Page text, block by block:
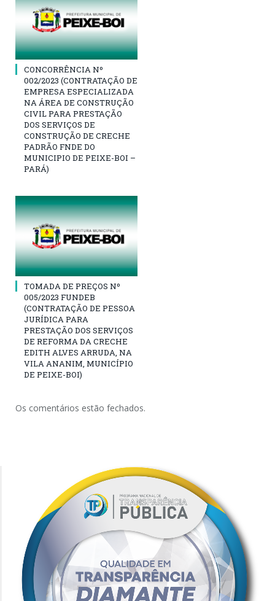
CONCORRÊNCIA Nº
002/2023 (CONTRATAÇÃO DE
EMPRESA ESPECIALIZADA
NA ÁREA DE CONSTRUÇÃO
CIVIL PARA PRESTAÇÃO
DOS SERVIÇOS DE
CONSTRUÇÃO DE CRECHE
PADRÃO FNDE DO
MUNICIPIO DE PEIXE-BOI –
PARÁ)
TOMADA DE PREÇOS Nº
005/2023 FUNDEB
(CONTRATAÇÃO DE PESSOA
JURÍDICA PARA
PRESTAÇÃO DOS SERVIÇOS
DE REFORMA DA CRECHE
EDITH ALVES ARRUDA, NA
VILA ANANIM, MUNICÍPIO
DE PEIXE-BOI)
Os comentários estão fechados.